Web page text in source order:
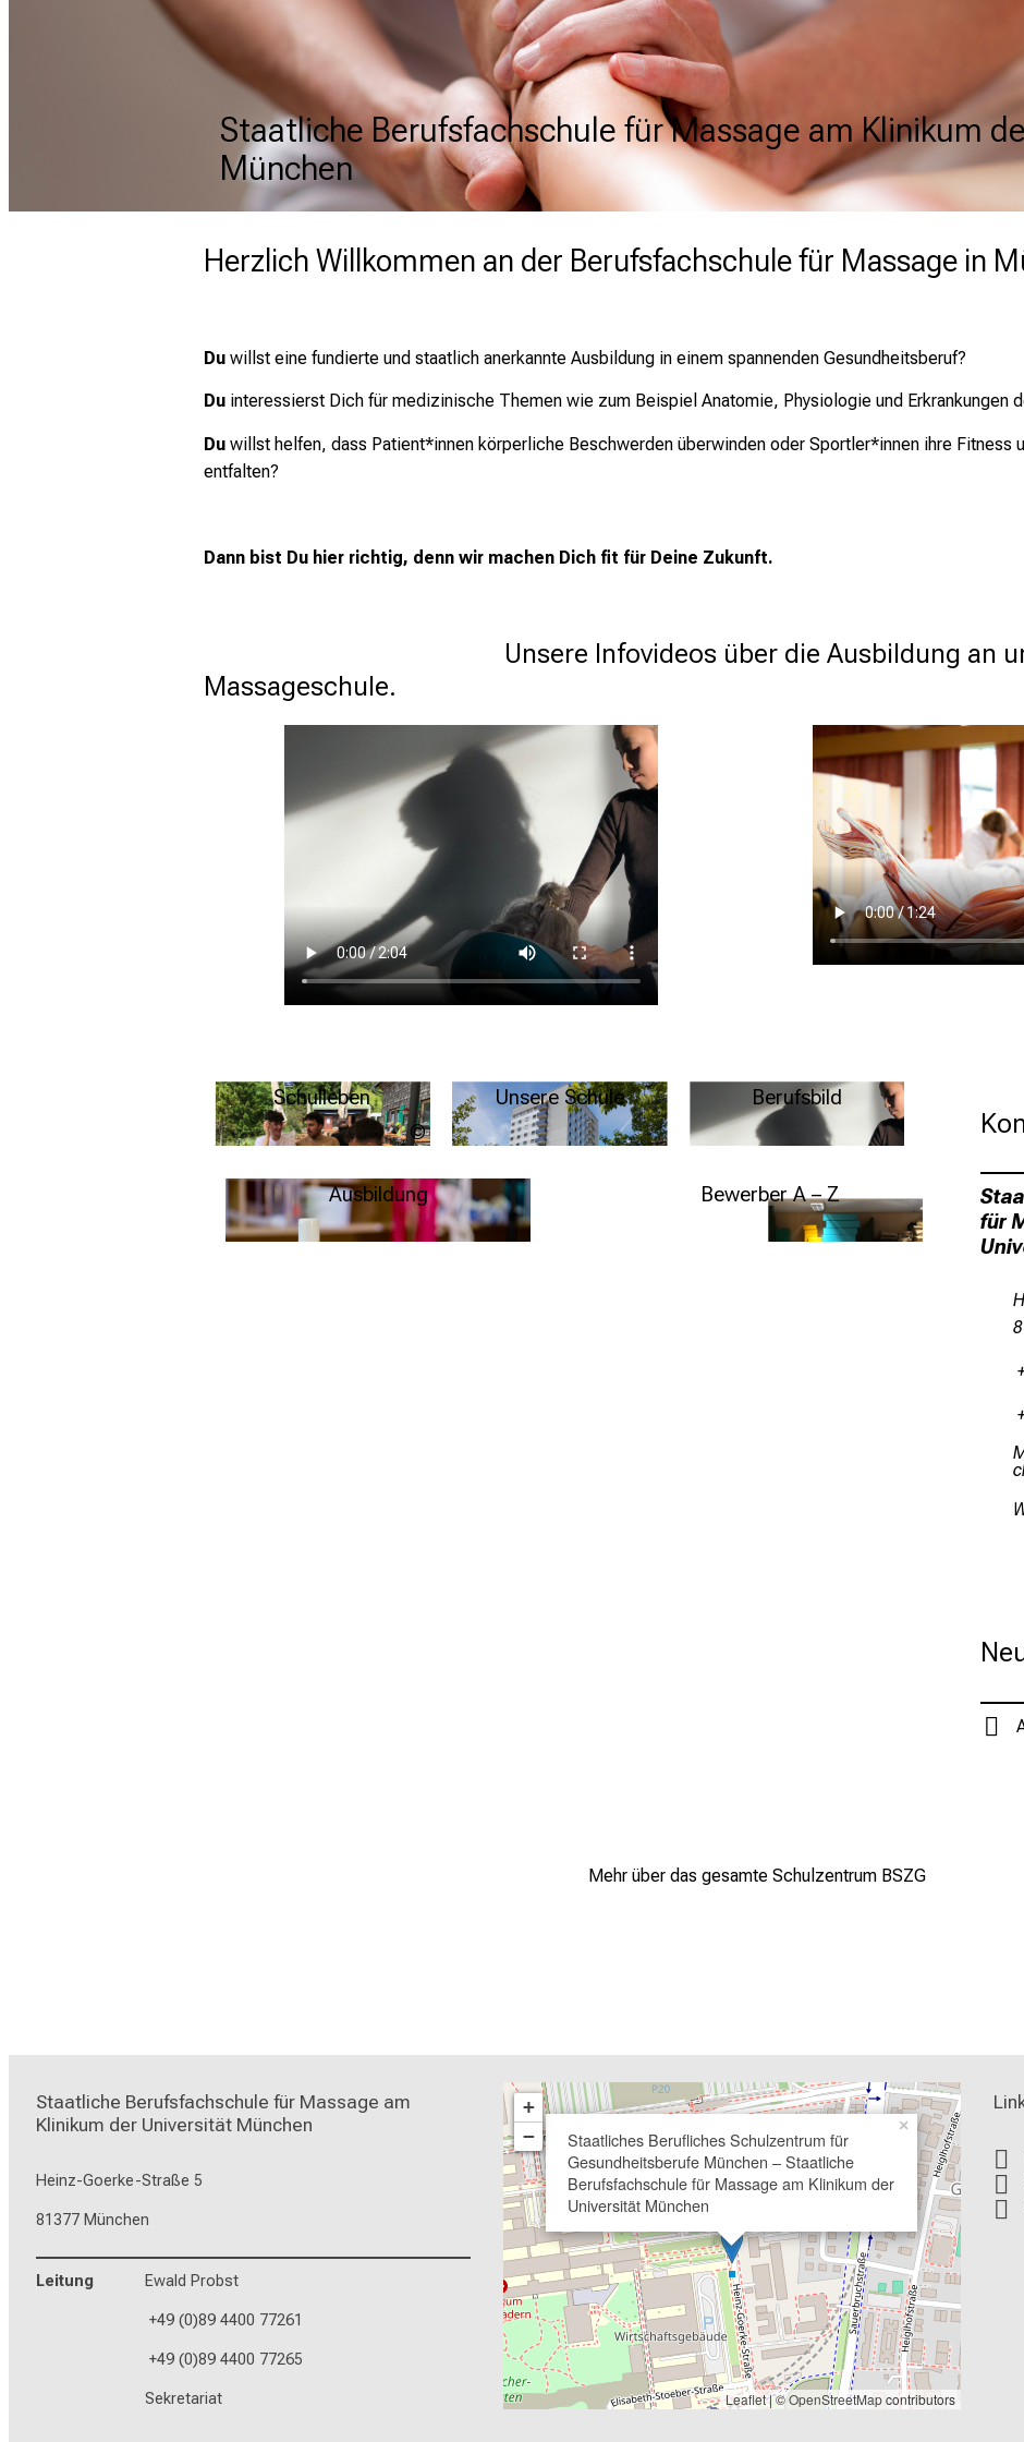
Staatliche Berufsfachschule für Massage am Klinikum
München
Staatliche Berufsfachschule für Massage am Klinikum
München
Staatliche Berufsfachschule für Massage am Klinikum
München
Herzlich Willkommen an der Berufsfachschule für Massage in
Du willst eine fundierte und staatlich anerkannte Ausbildung in einem spannenden Gesundheitsberuf?
Du interessierst Dich für medizinische Themen wie zum Beispiel Anatomie, Physiologie und Erkrankungen
Du willst helfen, dass Patient*innen körperliche Beschwerden überwinden oder Sportler*innen ihre Fitness
entfalten?
Dann bist Du hier richtig, denn wir machen Dich fit für Deine Zukunft.
Massageschule.
Schulleben
Urheberschaft
Unsere Schule Berufsbild
Ausbildung Bewerber A – Z
für
Mehr über das gesamte Schulzentrum BSZG
Staatliche Berufsfachschule für Massage am
Klinikum der Universität München
Heinz-Goerke-Straße 5
81377 München
Leitung Ewald Probst
+49 (0)89 4400 77261
+49 (0)89 4400 77265
Sekretariat
Staatliches Berufliches Schulzentrum für
Gesundheitsberufe München – Staatliche
Berufsfachschule für Massage am Klinikum der
Universität München
×
+
−
Leaflet| ©OpenStreetMapcontributors